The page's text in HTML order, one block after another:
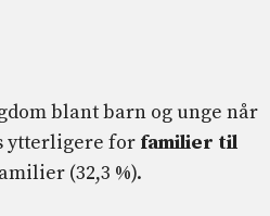
blant barn og unge når
ytterligere for familier til
(32,3 %).